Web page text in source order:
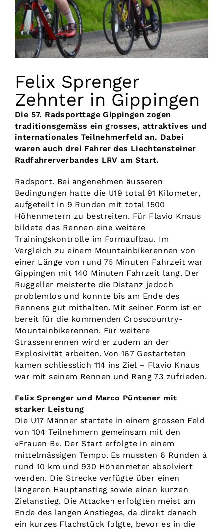
Vorstand
Kontakt
Felix Sprenger
Zehnter in Gippingen
Die 57. Radsporttage Gippingen zogen
traditionsgemäss ein grosses, attraktives und
internationales Teilnehmerfeld an. Dabei
waren auch drei Fahrer des Liechtensteiner
Radfahrerverbandes LRV am Start.
Radsport. Bei angenehmen äusseren
Bedingungen hatte die U19 total 91 Kilometer,
aufgeteilt in 9 Runden mit total 1500
Höhenmetern zu bestreiten. Für Flavio Knaus
bildete das Rennen eine weitere
Trainingskontrolle im Formaufbau. Im
Vergleich zu einem Mountainbikerennen von
einer Länge von rund 75 Minuten Fahrzeit war
Gippingen mit 140 Minuten Fahrzeit lang. Der
Ruggeller meisterte die Distanz jedoch
problemlos und konnte bis am Ende des
Rennens gut mithalten. Mit seiner Form ist er
bereit für die kommenden Crosscountry-
Mountainbikerennen. Für weitere
Strassenrennen wird er zudem an der
Explosivität arbeiten. Von 167 Gestarteten
kamen schliesslich 114 ins Ziel – Flavio Knaus
war mit seinem Rennen und Rang 73 zufrieden.
Felix Sprenger und Marco Püntener mit
starker Leistung
Die U17 Männer startete in einem grossen Feld
von 104 Teilnehmern gemeinsam mit den
«Frauen B». Der Start erfolgte in einem
mittelmässigen Tempo. Es mussten 6 Runden à
rund 10 km und 930 Höhenmeter absolviert
werden. Die Strecke verfügte über einen
längeren Hauptanstieg sowie einen kurzen
Zielanstieg. Die Attacken erfolgten meist am
Ende des langen Anstieges, da direkt danach
ein kurzes Flachstück folgte, bevor es in die